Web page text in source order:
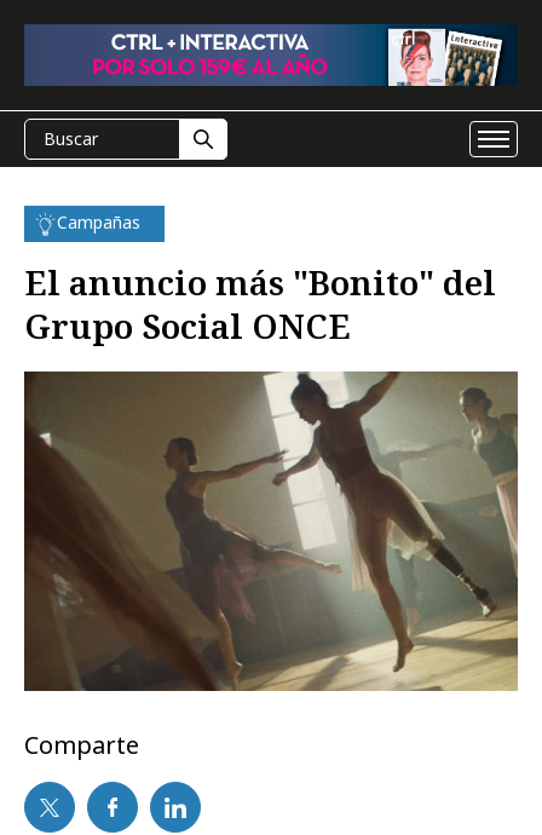
Campañas
El anuncio más "Bonito" del
Grupo Social ONCE
Comparte